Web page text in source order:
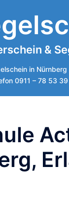
&
in Nürnberg
0911 – 78 53